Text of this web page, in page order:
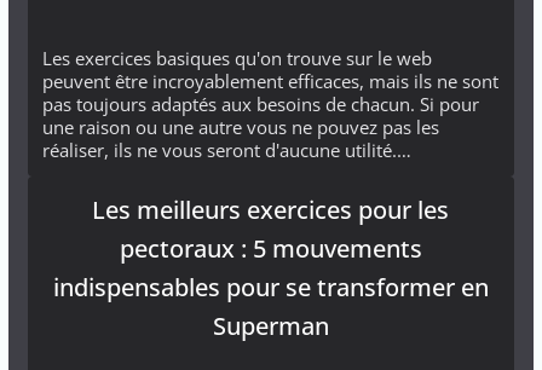
Les exercices basiques qu'on trouve sur le web
peuvent être incroyablement efficaces, mais ils ne sont
pas toujours adaptés aux besoins de chacun. Si pour
une raison ou une autre vous ne pouvez pas les
réaliser, ils ne vous seront d'aucune utilité.…
Les meilleurs exercices pour les
pectoraux : 5 mouvements
indispensables pour se transformer en
Superman